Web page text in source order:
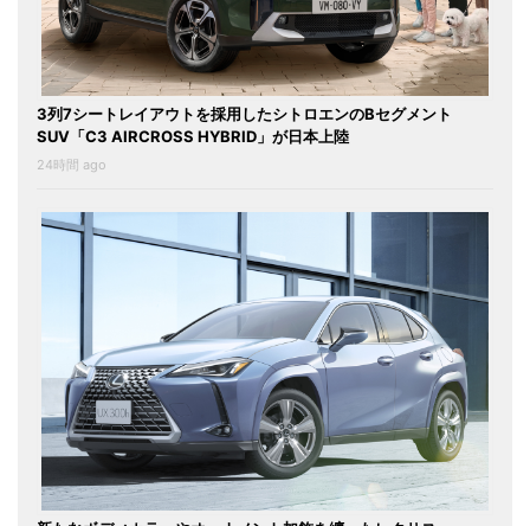
3列7シートレイアウトを採用したシトロエンのBセグメント
SUV「C3 AIRCROSS HYBRID」が日本上陸
24時間 ago